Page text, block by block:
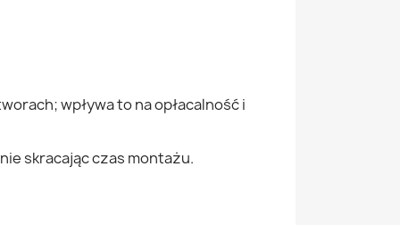
wpływa to na opłacalność i
skracając czas montażu.